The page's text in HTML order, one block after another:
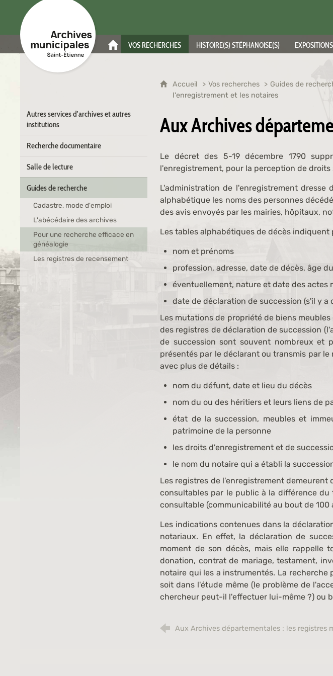
Archives municipales de Saint-Étienne
ACCUEIL
VOS RECHERCHES HISTOIRE(S) STÉPHANOISE(S)
Autres services d'archives et autres
institutions
Recherche documentaire
Salle de lecture
Guides de recherche
Cadastre, mode d'emploi
L'abécédaire des archives
Pour une recherche efficace en
généalogie
Les registres de recensement
Accueil Vos recherches Guides de
l'enregistrement et les notaires
Aux Archives
Le décret des 5-19 décembre 1790
l'enregistrement, pour la perception de
L'administration de l'enregistrement dresse
alphabétique les noms des personnes
des avis envoyés par les mairies, hôpitaux,
Les tables alphabétiques de décès
nom et prénoms
profession, adresse, date de décès, âge
éventuellement, nature et date des actes
date de déclaration de succession (s'il y a
Les mutations de propriété de biens
des registres de déclaration de succession
de succession sont souvent nombreux et
présentés par le déclarant ou transmis par
avec plus de détails :
nom du défunt, date et lieu du décès
nom du ou des héritiers et leurs liens de
état de la succession, meubles et
patrimoine de la personne
les droits d'enregistrement et de
le nom du notaire qui a établi la
Les registres de l'enregistrement demeurent
consultables par le public à la différence du
consultable (communicabilité au bout de
Les indications contenues dans la
notariaux. En effet, la déclaration de
moment de son décès, mais elle rappelle
donation, contrat de mariage, testament,
notaire qui les a instrumentés. La recherche
soit dans l'étude même (le problème de
chercheur peut-il l'effectuer lui-même ?) ou
Aux Archives départementales : les registres